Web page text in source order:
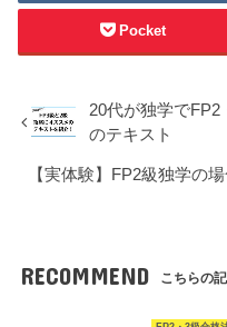
Pocket
20代が独学でFP2
のテキスト
【実体験】FP2級独学の
RECOMMEND こちらの